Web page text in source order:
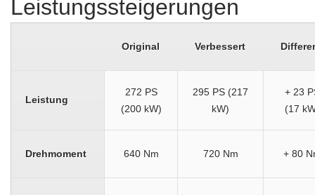
Leistungssteigerungen
Original Verbessert
Leistung
272 PS
(200 kW)
295 PS (217
kW)
+ 23
(17
Drehmoment 640 Nm 720 Nm + 80